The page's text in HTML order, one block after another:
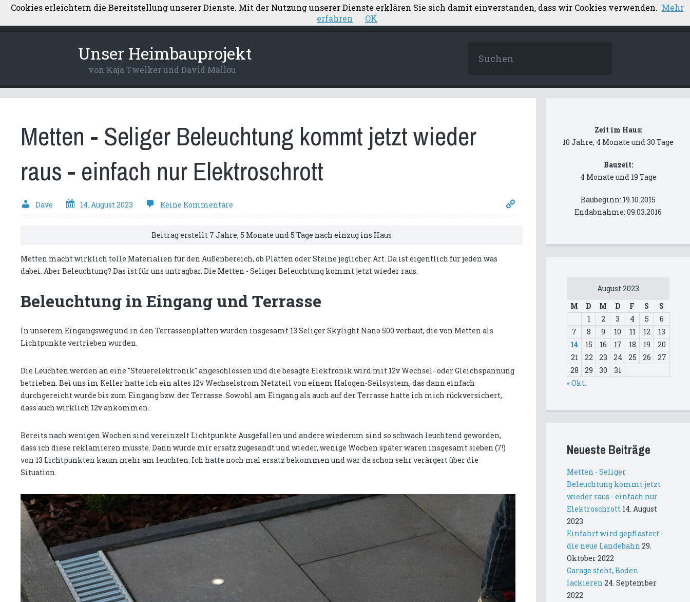
Aufstellung Nebenkosten Elektroplanung
Unser Heimbauprojekt
von Kaja Twelker und David Mallou
Metten - Seliger Beleuchtung kommt jetzt wieder
raus - einfach nur Elektroschrott
Dave 14. August 2023 Keine Kommentare
Beitrag erstellt 7 Jahre, 5 Monate und 5 Tage nach einzug ins Haus
Metten macht wirklich tolle Materialien für den Außenbereich, ob Platten oder Steine jeglicher Art. Da ist eigentlich für jeden was
dabei. Aber Beleuchtung? Das ist für uns untragbar. Die Metten - Seliger Beleuchtung kommt jetzt wieder raus.
Beleuchtung in Eingang und Terrasse
In unserem Eingangsweg und in den Terrassenplatten wurden insgesamt 13 Seliger Skylight Nano 500 verbaut, die von Metten als
Lichtpunkte vertrieben wurden.
Die Leuchten werden an eine "Steuerelektronik" angeschlossen und die besagte Elektronik wird mit 12v Wechsel- oder Gleichspannung
betrieben. Bei uns im Keller hatte ich ein altes 12v Wechselstrom Netzteil von einem Halogen-Seilsystem, das dann einfach
durchgereicht wurde bis zum Eingang bzw. der Terrasse. Sowohl am Eingang als auch auf der Terrasse hatte ich mich rückversichert,
dass auch wirklich 12v ankommen.
Bereits nach wenigen Wochen sind vereinzelt Lichtpunkte Ausgefallen und andere wiederum sind so schwach leuchtend geworden,
dass ich diese reklamieren musste. Dann wurde mir ersatz zugesandt und wieder, wenige Wochen später waren insgesamt sieben (7!)
von 13 Lichtpunkten kaum mehr am leuchten. Ich hatte noch mal ersatz bekommen und war da schon sehr verärgert über die
Situation.
Zeit im Haus:
10 Jahre, 4 Monate und 30 Tage
Bauzeit:
4 Monate und 19 Tage
Baubeginn: 19.10.2015
Endabnahme: 09.03.2016
August 2023
M
D M D F S
S
1
2 3 4 5
6
7
8 9 10 11 12
13
14
15 16 17 18 19
20
21
22 23 24 25 26
27
28
29 30
31
« Okt.
Neueste Beiträge
Metten - Seliger
Beleuchtung kommt jetzt
wieder raus - einfach nur
Elektroschrott 14. August
2023
Einfahrt wird gepflastert -
die neue Landebahn 29.
Oktober 2022
Garage steht, Boden
lackieren 24. September
2022
Cookies erleichtern die Bereitstellung unserer Dienste. Mit der Nutzung unserer Dienste erklären Sie sich damit einverstanden, dass wir Cookies verwenden. Mehr
erfahren
OK